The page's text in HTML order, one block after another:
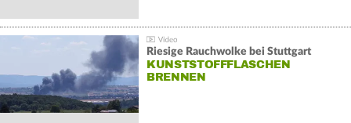
Riesige Rauchwolke bei Stuttgart
KUNSTSTOFFFLASCHEN
BRENNEN